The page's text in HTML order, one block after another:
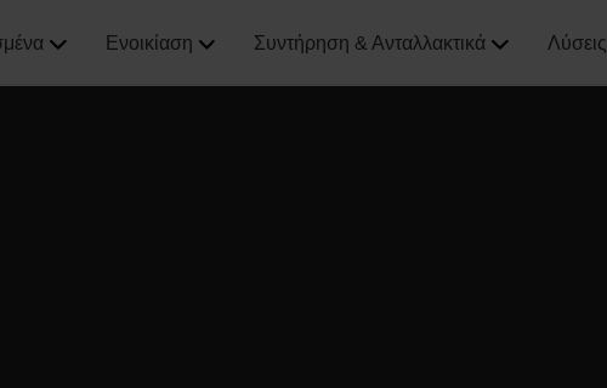
Ενοικίαση Συντήρηση & Ανταλλακτικά Λύσεις